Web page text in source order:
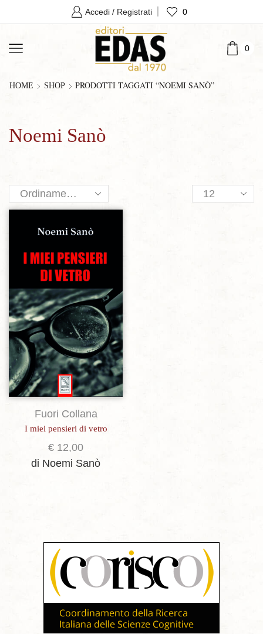
Accedi / Registrati 0
0
HOME SHOP PRODOTTI TAGGATI “NOEMI SANÒ”
Noemi Sanò
Products
Aggiungi alla lista dei desideri
Fuori Collana
I miei pensieri di vetro
€ 12,00
di Noemi Sanò